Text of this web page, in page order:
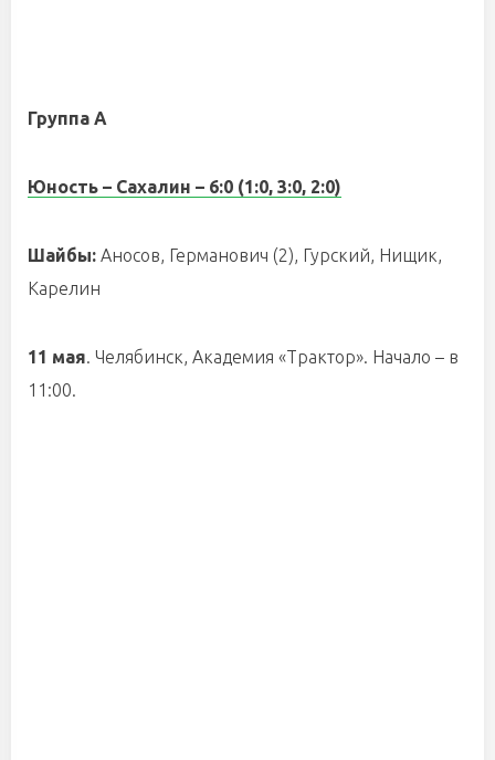
Группа А
Юность – Сахалин – 6:0 (1:0, 3:0, 2:0)
Шайбы: Аносов, Германович (2), Гурский, Нищик,
Карелин
11 мая. Челябинск, Академия «Трактор». Начало – в
11:00.